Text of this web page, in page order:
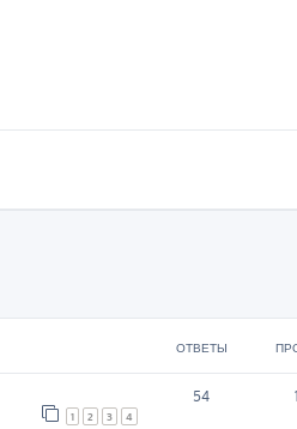
ОТВЕТЫ
1 2 3 4
54